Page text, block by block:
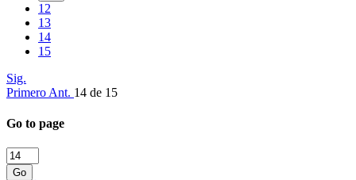
12
13
14
15
Sig.
Primero Ant. 14 de 15
Go to page
Go